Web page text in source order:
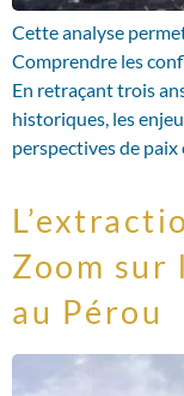
Cette analyse
Comprendre les
En retraçant trois
historiques, les
perspectives de
Zoom sur
au Pérou